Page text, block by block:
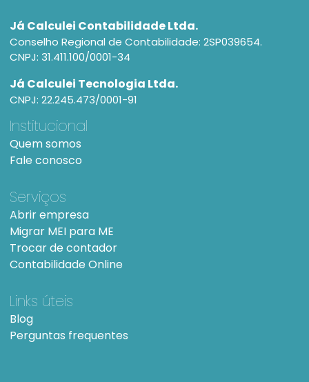
Já Calculei Contabilidade Ltda.
Conselho Regional de Contabilidade: 2SP039654.
CNPJ: 31.411.100/0001-34
Já Calculei Tecnologia Ltda.
CNPJ: 22.245.473/0001-91
Institucional
Quem somos
Fale conosco
Serviços
Abrir empresa
Migrar MEI para ME
Trocar de contador
Contabilidade Online
Links úteis
Blog
Perguntas frequentes